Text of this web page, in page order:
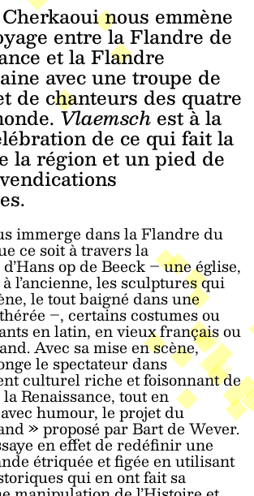
nous emmène
entre la Flandre de
et la Flandre
avec une troupe de
de chanteurs des quatre
Vlaemsch est à la
de ce qui fait la
la région et un pied de
immerge dans la Flandre du
ce soit à travers la
op de Beeck – une église,
l’ancienne, les sculptures qui
le tout baigné dans une
–, certains costumes ou
en latin, en vieux français ou
Avec sa mise en scène,
le spectateur dans
culturel riche et foisonnant de
Renaissance, tout en
humour, le projet du
» proposé par Bart de Wever.
en effet de redéfinir une
étriquée et figée en utilisant
qui en ont fait sa